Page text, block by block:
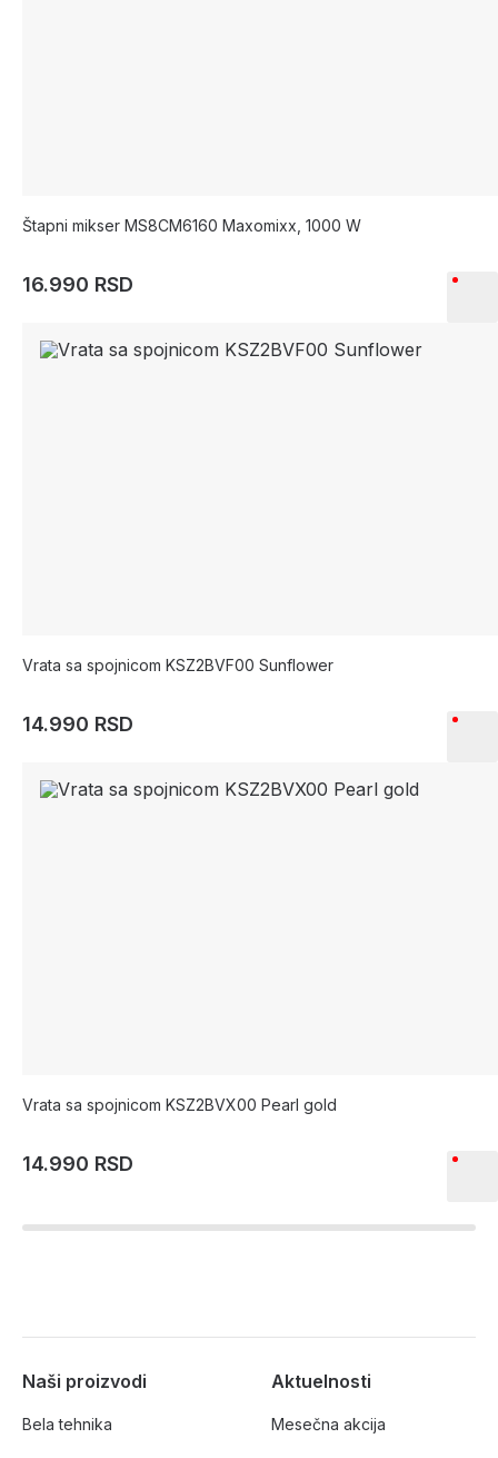
Štapni mikser MS8CM6160 Maxomixx, 1000 W
16.990 RSD
Vrata sa spojnicom KSZ2BVF00 Sunflower
14.990 RSD
Vrata sa spojnicom KSZ2BVX00 Pearl gold
14.990 RSD
Naši proizvodi
Bela tehnika
Aktuelnosti
Mesečna akcija